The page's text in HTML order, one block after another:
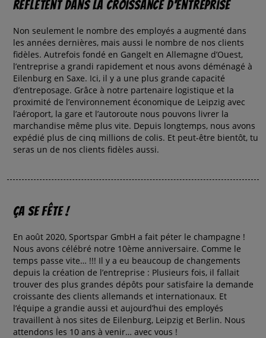
reflètent dans la croissance d’entreprise
Non seulement le nombre des employés a augmenté dans
les années dernières, mais aussi le nombre de nos clients
fidèles. Autrefois fondé en Gangelt en Allemagne d’Ouest,
l’entreprise a grandi rapidement et nous avons déménagé à
Eilenburg en Saxe. Ici, il y a une plus grande capacité
d’entreposage. Grâce à notre partenaire logistique et la
proximité de l’environnement économique de Leipzig avec
l’aéroport, la gare et l’autoroute nous pouvons livrer la
marchandise même plus vite. Depuis longtemps, nous avons
expédié plus de cinq millions de colis. Et peut-être bientôt, tu
seras un de nos clients fidèles aussi.
Ça se fête !
En août 2020, Sportspar GmbH a fait péter le champagne !
Nous avons célébré notre 10ème anniversaire. Comme le
temps passe vite… !!! Il y a eu beaucoup de changements
depuis la création de l’entreprise : Plusieurs fois, il fallait
trouver des plus grandes dépôts pour satisfaire la demande
croissante des clients allemands et internationaux. Et
l’équipe a grandie aussi et aujourd’hui des employés
travaillent à nos sites de Eilenburg, Leipzig et Berlin. Nous
attendons les 10 ans à venir… avec vous !